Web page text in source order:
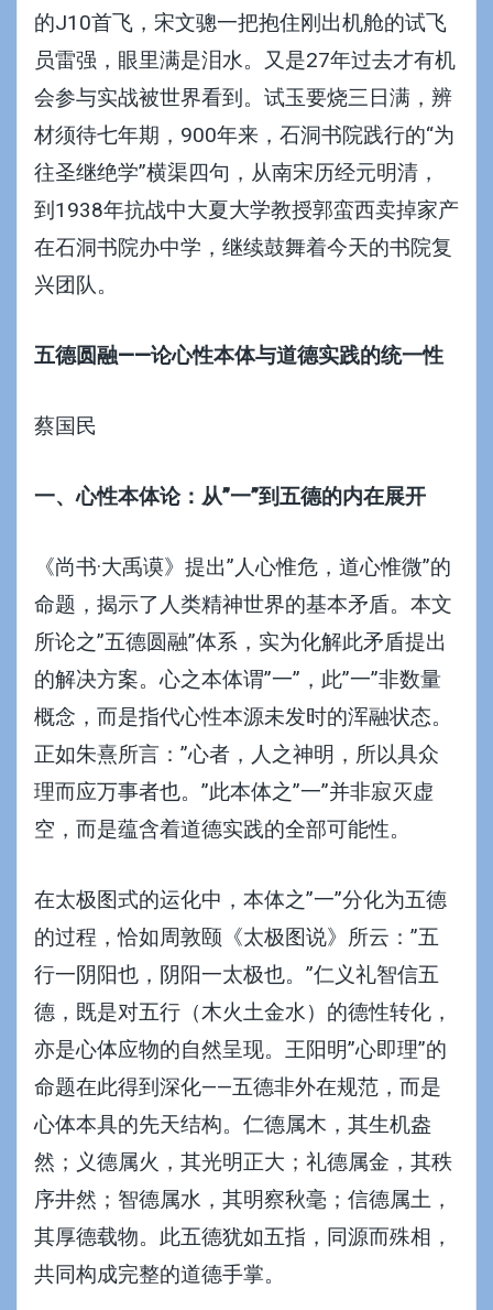
的J10首飞，宋文骢一把抱住刚出机舱的试飞
员雷强，眼里满是泪水。又是27年过去才有机
会参与实战被世界看到。试玉要烧三日满，辨
材须待七年期，900年来，石洞书院践行的“为
往圣继绝学”横渠四句，从南宋历经元明清，
到1938年抗战中大夏大学教授郭蛮西卖掉家产
在石洞书院办中学，继续鼓舞着今天的书院复
兴团队。
五德圆融——论心性本体与道德实践的统一性
蔡国民
一、心性本体论：从”一”到五德的内在展开
《尚书·大禹谟》提出”人心惟危，道心惟微”的
命题，揭示了人类精神世界的基本矛盾。本文
所论之”五德圆融”体系，实为化解此矛盾提出
的解决方案。心之本体谓”一”，此”一”非数量
概念，而是指代心性本源未发时的浑融状态。
正如朱熹所言：”心者，人之神明，所以具众
理而应万事者也。”此本体之”一”并非寂灭虚
空，而是蕴含着道德实践的全部可能性。
在太极图式的运化中，本体之”一”分化为五德
的过程，恰如周敦颐《太极图说》所云：”五
行一阴阳也，阴阳一太极也。”仁义礼智信五
德，既是对五行（木火土金水）的德性转化，
亦是心体应物的自然呈现。王阳明”心即理”的
命题在此得到深化——五德非外在规范，而是
心体本具的先天结构。仁德属木，其生机盎
然；义德属火，其光明正大；礼德属金，其秩
序井然；智德属水，其明察秋毫；信德属土，
其厚德载物。此五德犹如五指，同源而殊相，
共同构成完整的道德手掌。